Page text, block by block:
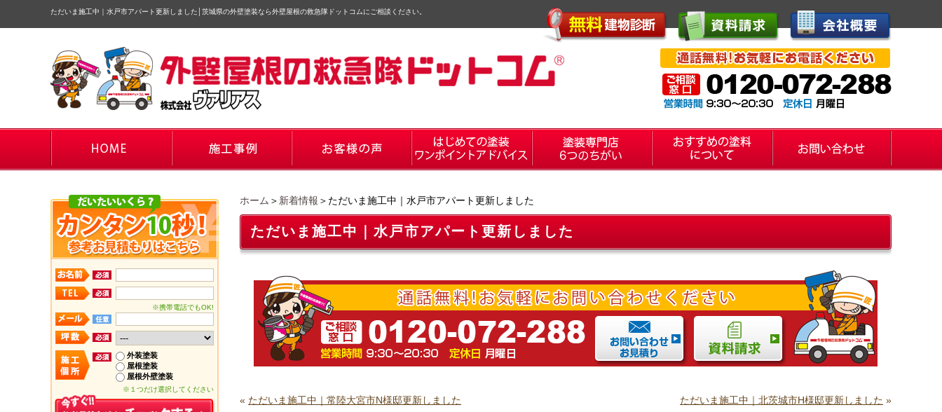
ただいま施工中｜水戸市アパート更新しました 茨城県の外壁塗装なら外壁屋根の救急隊ドットコムにご相談ください。
ホーム ＞ 新着情報 ＞ただいま施工中｜水戸市アパート更新しました
ただいま施工中｜水戸市アパート更新しました
« ただいま施工中｜常陸大宮市N様邸更新しました ただいま施工中｜北茨城市H様邸更新しました »
※携帯電話でもOK!
外装塗装
屋根塗装
屋根外壁塗装
※１つだけ選択してください